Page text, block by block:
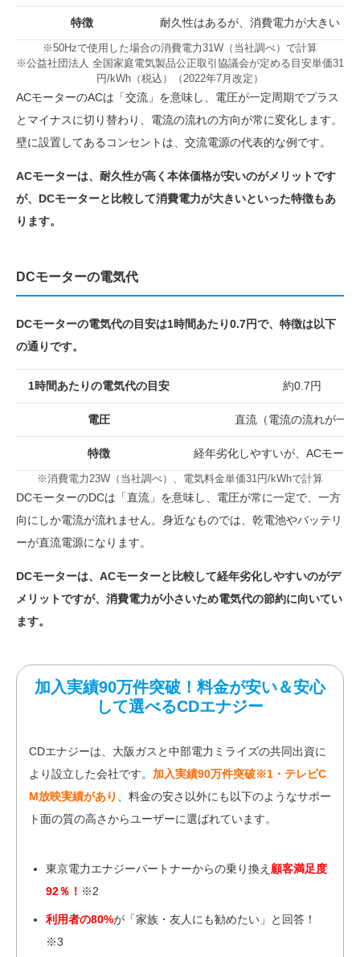
特徴 耐久性はあるが、消費電力が大きい
※50Hzで使用した場合の消費電力31W（当社調べ）で計算
※公益社団法人 全国家庭電気製品公正取引協議会が定める目安単価31
円/kWh（税込）（2022年7月改定）
ACモーターのACは「交流」を意味し、電圧が一定周期でプラス
とマイナスに切り替わり、電流の流れの方向が常に変化します。
壁に設置してあるコンセントは、交流電源の代表的な例です。
ACモーターは、耐久性が高く本体価格が安いのがメリットです
が、DCモーターと比較して消費電力が大きいといった特徴もあ
ります。
DCモーターの電気代
DCモーターの電気代の目安は1時間あたり0.7円で、特徴は以下
の通りです。
1時間あたりの電気代の目安 約0.7円
電圧 直流（電流の流れが一
特徴 経年劣化しやすいが、ACモータ
※消費電力23W（当社調べ）、電気料金単価31円/kWhで計算
DCモーターのDCは「直流」を意味し、電圧が常に一定で、一方
向にしか電流が流れません。身近なものでは、乾電池やバッテリ
ーが直流電源になります。
DCモーターは、ACモーターと比較して経年劣化しやすいのがデ
メリットですが、消費電力が小さいため電気代の節約に向いてい
ます。
加入実績90万件突破！料金が安い＆安心
して選べるCDエナジー
CDエナジーは、大阪ガスと中部電力ミライズの共同出資に
より設立した会社です。 加入実績90万件突破※1・テレビC
M放映実績があり
、料金の安さ以外にも以下のようなサポー
ト面の質の高さからユーザーに選ばれています。
東京電力エナジーパートナーからの乗り換え 顧客満足度
92％！ ※2
利用者の80%が「家族・友人にも勧めたい」と回答！
※3